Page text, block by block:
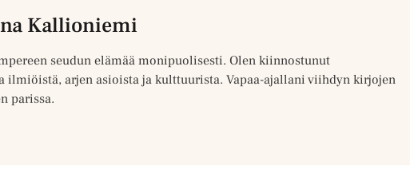
Kallioniemi
seudun elämää monipuolisesti. Olen kiinnostunut
ilmiöistä, arjen asioista ja kulttuurista. Vapaa-ajallani viihdyn kirjojen
parissa.